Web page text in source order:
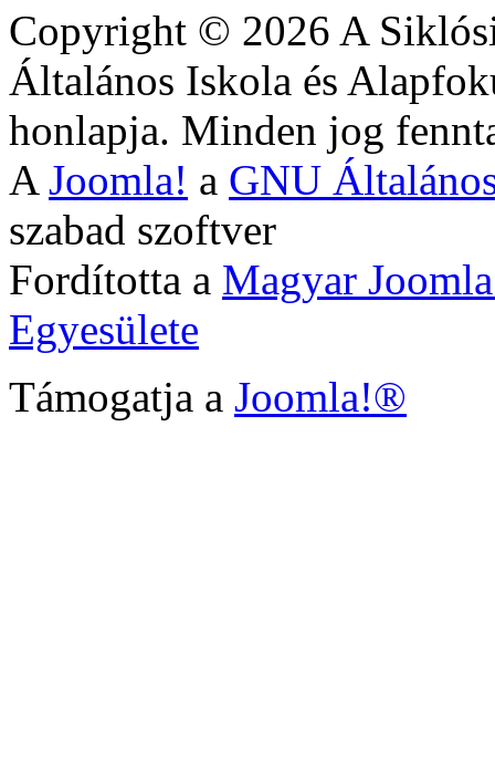
Copyright © 2026 A
Általános Iskola és
honlapja. Minden jog
A Joomla! a GNU
szabad szoftver
Fordította a Magyar
Egyesülete
Támogatja a Joomla!®